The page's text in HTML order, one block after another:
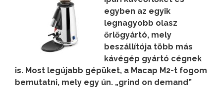
egyben az egyik
legnagyobb olasz
őrlőgyártó, mely
beszállítója több más
kávégép gyártó cégnek
is. Most legújabb gépüket, a Macap M2-t fogom
bemutatni, mely egy ún. „grind on demand”